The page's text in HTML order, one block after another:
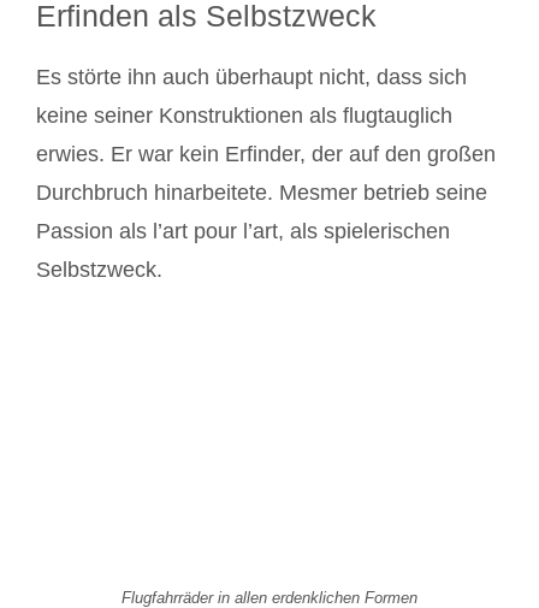
Erfinden als Selbstzweck
Es störte ihn auch überhaupt nicht, dass sich
keine seiner Konstruktionen als flugtauglich
erwies. Er war kein Erfinder, der auf den großen
Durchbruch hinarbeitete. Mesmer betrieb seine
Passion als l’art pour l’art, als spielerischen
Selbstzweck.
Flugfahrräder in allen erdenklichen Formen